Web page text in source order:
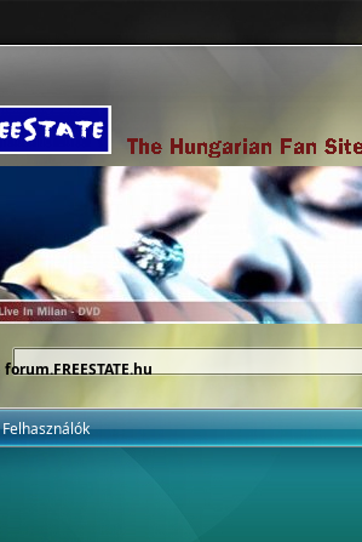
forum.FREESTATE.hu
Felhasználók